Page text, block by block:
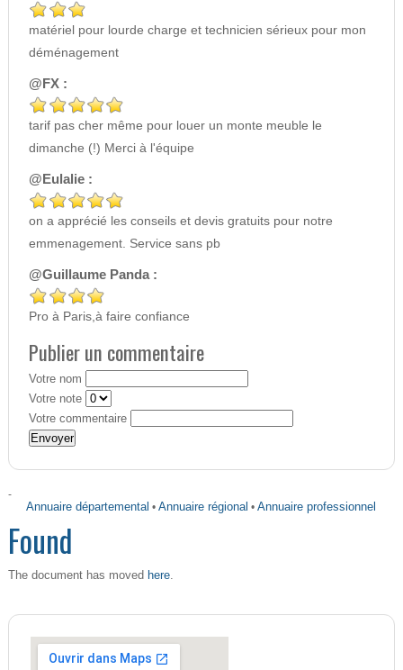
matériel pour lourde charge et technicien sérieux pour mon
déménagement
@FX :
tarif pas cher même pour louer un monte meuble le
dimanche (!) Merci à l'équipe
@Eulalie :
on a apprécié les conseils et devis gratuits pour notre
emmenagement. Service sans pb
@Guillaume Panda :
Pro à Paris,à faire confiance
Publier un commentaire
Votre nom
Votre note
Votre commentaire
-
Annuaire départemental •Annuaire régional •Annuaire professionnel
Found
The document has moved here.